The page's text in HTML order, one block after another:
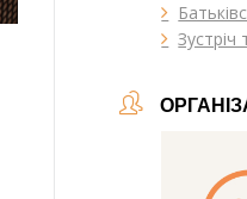
Зустріч